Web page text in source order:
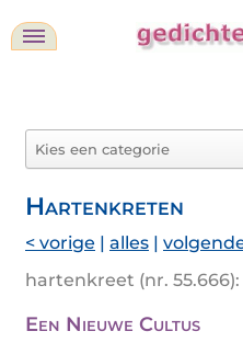
Hartenkreten
< vorige | alles |
hartenkreet (nr. 55.666):
Een Nieuwe Cultus